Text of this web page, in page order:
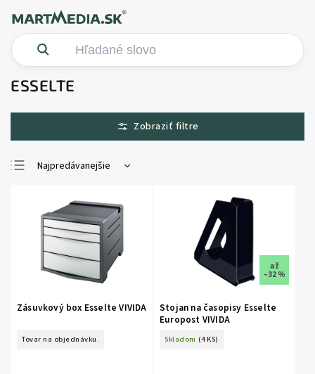
ESSELTE
Najpredávanejšie
Najdrahšie
Abecedne
Zásuvkový box Esselte VIVIDA
Tovar na objednávku.
až
–32 %
Stojan na časopisy Esselte
Europost VIVIDA
Skladom (4 KS)